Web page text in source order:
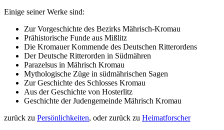
Einige seiner Werke sind:
Zur Vorgeschichte des Bezirks Mährisch-Kromau
Prähistorische Funde aus Mißlitz
Die Kromauer Kommende des Deutschen Ritterordens
Der Deutsche Ritterorden in Südmähren
Parazelsus in Mährisch Kromau
Mythologische Züge in südmährischen Sagen
Zur Geschichte des Schlosses Kromau
Aus der Geschichte von Hosterlitz
Geschichte der Judengemeinde Mährisch Kromau
zurück zu Persönlichkeiten, oder zurück zu Heimatforscher